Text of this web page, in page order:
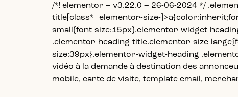
/*! elementor – v3.22.0 – 26-06-2024 */
title[class*=elementor-size-
small{font-size:15px}.elementor-widget-
.elementor-heading-title.elementor-size-
size:39px}.elementor-widget-heading
vidéo à la demande à destination des
mobile, carte de visite, template email,